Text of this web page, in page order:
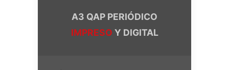
A3 QAP PERIÓDICO
IMPRESO Y DIGITAL